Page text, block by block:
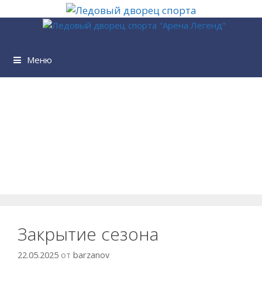
Перейти
содержимому
Меню
Закрытие сезона
22.05.2025 от barzanov